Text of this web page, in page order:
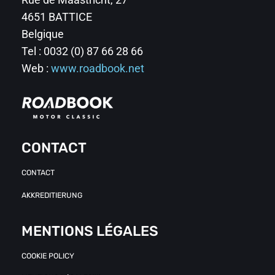
4651 BATTICE
Belgique
Tel : 0032 (0) 87 66 28 66
Web :www.roadbook.net
CONTACT
CONTACT
AKKREDITIERUNG
MENTIONS LÉGALES
COOKIE POLICY